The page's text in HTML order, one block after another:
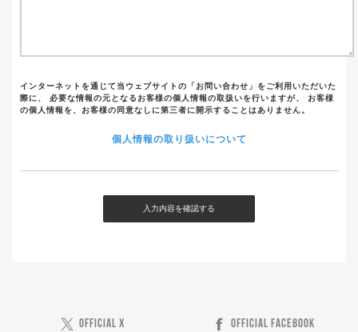
インターネットを通じて当ウェブサイトの「お問い合わせ」をご利用いただいた
際に、 必要な情報の元となるお客様の個人情報の取扱いを行いますが、 お客様
の個人情報を、お客様の同意なしに第三者に開示することはありません。
個人情報の取り扱いについて
OFFICIAL X OFFICIAL FACEBOOK